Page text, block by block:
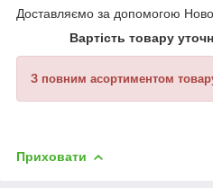
Доставляємо за допомогою
Вартість товару
З повним асортиментом
Приховати